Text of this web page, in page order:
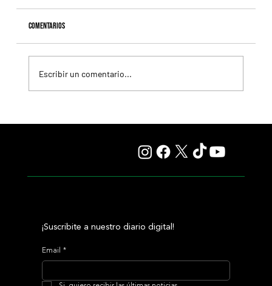
Comentarios
Escribir un comentario...
¡Suscribite a nuestro diario digital!
Email *